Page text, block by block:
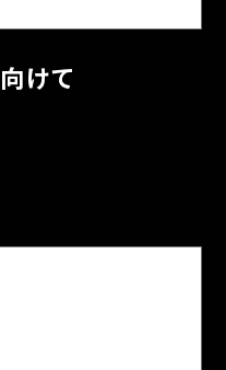
けて